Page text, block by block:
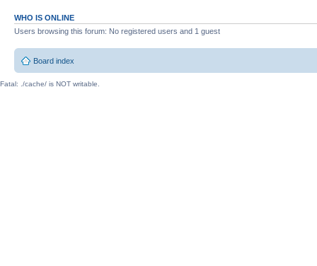
WHO IS ONLINE
Users browsing this forum: No registered users and 1 guest
Board index
Fatal: ./cache/ is NOT writable.